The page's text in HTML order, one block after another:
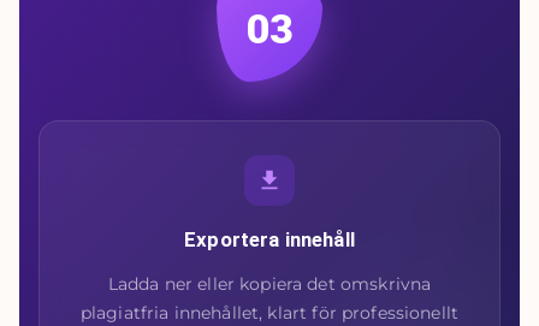
03
Exportera innehåll
Ladda ner eller kopiera det omskrivna
plagiatfria innehållet, klart för professionellt